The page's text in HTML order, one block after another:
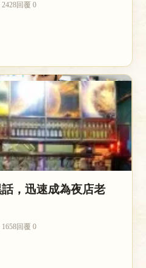
回覆 0
，迅速成為夜店老
回覆 0